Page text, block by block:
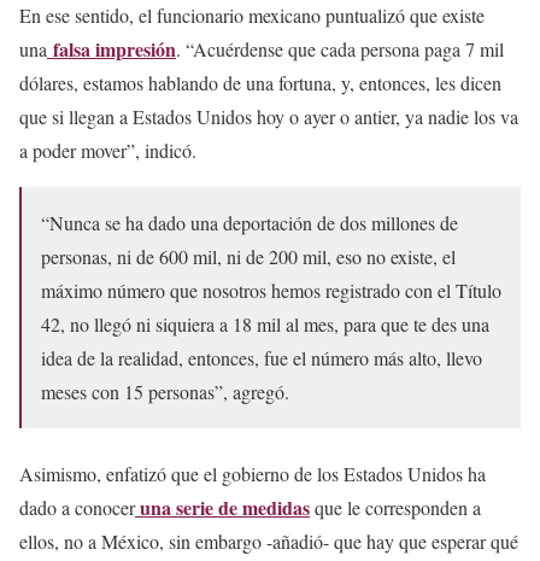
En ese sentido, el funcionario mexicano puntualizó que existe
una falsa impresión. “Acuérdense que cada persona paga 7 mil
dólares, estamos hablando de una fortuna, y, entonces, les dicen
que si llegan a Estados Unidos hoy o ayer o antier, ya nadie los va
a poder mover”, indicó.
“Nunca se ha dado una deportación de dos millones de
personas, ni de 600 mil, ni de 200 mil, eso no existe, el
máximo número que nosotros hemos registrado con el Título
42, no llegó ni siquiera a 18 mil al mes, para que te des una
idea de la realidad, entonces, fue el número más alto, llevo
meses con 15 personas”, agregó.
Asimismo, enfatizó que el gobierno de los Estados Unidos ha
dado a conoceruna serie de medidasque le corresponden a
ellos, no a México, sin embargo -añadió- que hay que esperar qué